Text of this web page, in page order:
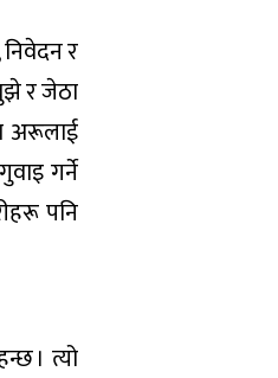
र
र जेठा
अरूलाई
गर्ने
पनि
। त्यो